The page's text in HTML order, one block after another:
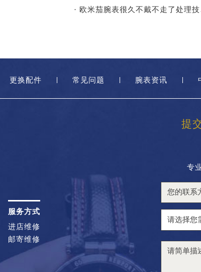
·
更换配件 常见问题 腕表资讯
提
专
服务方式
进店维修
邮寄维修